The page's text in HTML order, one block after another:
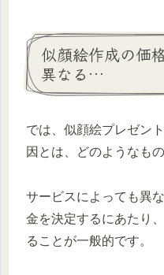
似顔絵作成の価
異なる…
では、似顔絵プレゼン
因とは、どのようなも
サービスによっても異
金を決定するにあたり
ることが一般的です。